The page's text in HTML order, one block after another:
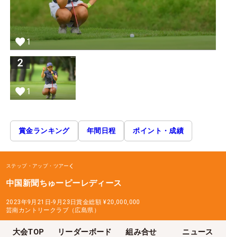
1
2
1
賞金ランキング 年間日程 ポイント・成績
ステップ・アップ・ツアー
中国新聞ちゅーピーレディース
2023年9月21日-9月23日賞金総額 ¥20,000,000
芸南カントリークラブ（広島県）
大会TOP リーダーボード 組み合せ ニュース